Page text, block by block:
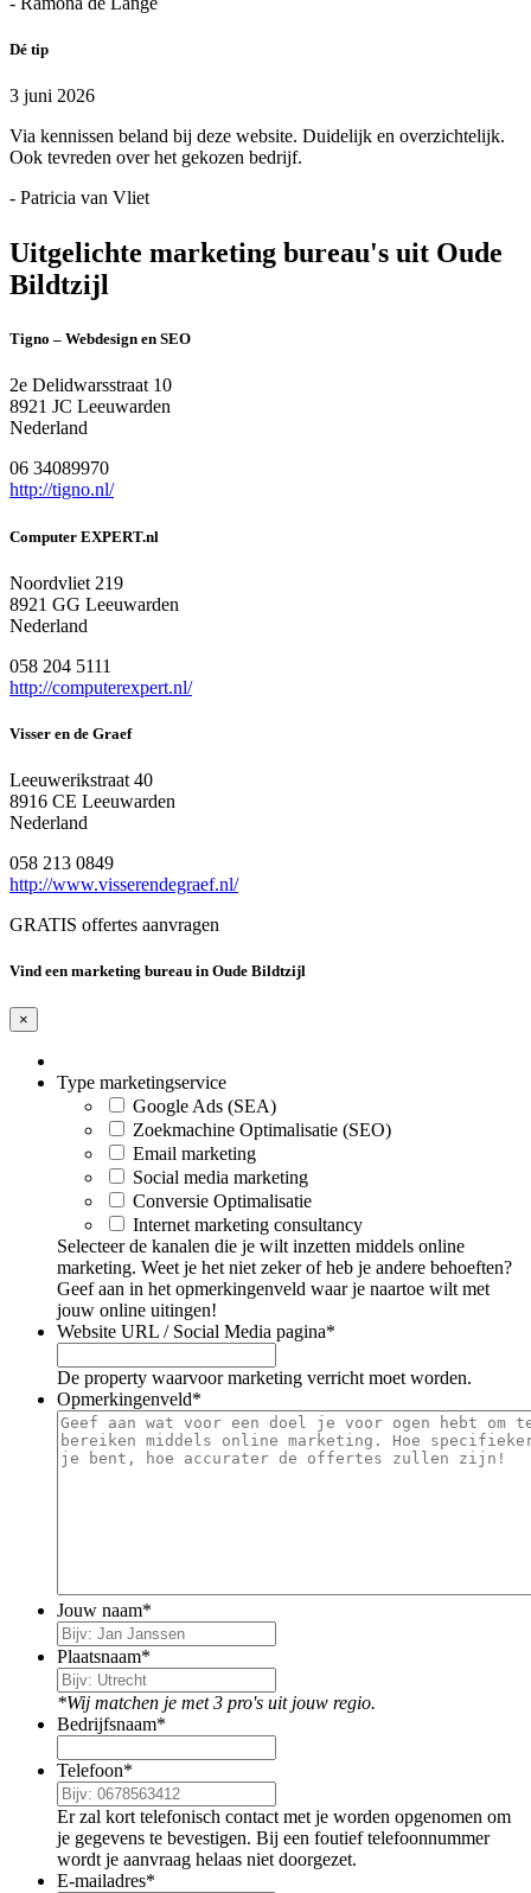
Dé tip
3 juni 2026
Via kennissen beland bij deze website. Duidelijk en overzichtelijk.
Ook tevreden over het gekozen bedrijf.
- Patricia van Vliet
Uitgelichte marketing bureau's uit Oude
Bildtzijl
Tigno – Webdesign en SEO
2e Delidwarsstraat 10
8921 JC Leeuwarden
Nederland
06 34089970
http://tigno.nl/
Computer EXPERT.nl
Noordvliet 219
8921 GG Leeuwarden
Nederland
058 204 5111
http://computerexpert.nl/
Visser en de Graef
Leeuwerikstraat 40
8916 CE Leeuwarden
Nederland
058 213 0849
http://www.visserendegraef.nl/
GRATIS offertes aanvragen
Vind een marketing bureau in Oude Bildtzijl
×
Type marketingservice
Google Ads (SEA)
Zoekmachine Optimalisatie (SEO)
Email marketing
Social media marketing
Conversie Optimalisatie
Internet marketing consultancy
Selecteer de kanalen die je wilt inzetten middels online
marketing. Weet je het niet zeker of heb je andere behoeften?
Geef aan in het opmerkingenveld waar je naartoe wilt met
jouw online uitingen!
Website URL / Social Media pagina*
De property waarvoor marketing verricht moet worden.
Opmerkingenveld*
Jouw naam*
Plaatsnaam*
*Wij matchen je met 3 pro's uit jouw regio.
Bedrijfsnaam*
Telefoon*
Er zal kort telefonisch contact met je worden opgenomen om
je gegevens te bevestigen. Bij een foutief telefoonnummer
wordt je aanvraag helaas niet doorgezet.
E-mailadres*